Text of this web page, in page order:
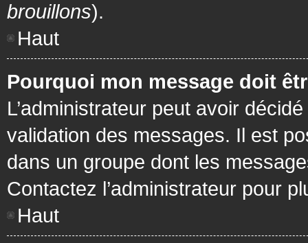
brouillons).
Haut
Pourquoi mon message doit
L’administrateur peut avoir
validation des messages. Il est
dans un groupe dont les
Contactez l’administrateur pour
Haut